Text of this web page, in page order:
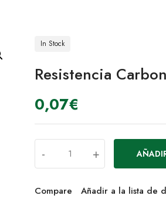
In Stock
Resistencia
0,07€
- +
Compare Añadir a la lista de